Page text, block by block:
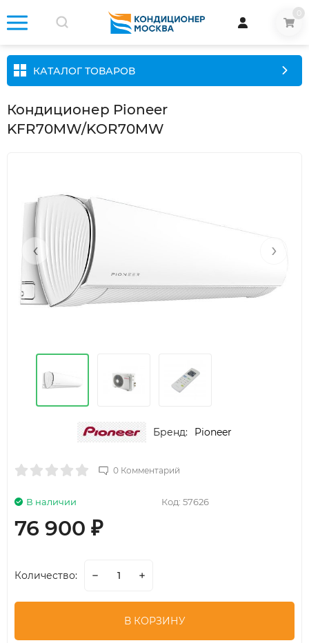
КАТАЛОГ ТОВАРОВ
Кондиционер Pioneer
KFR70MW/KOR70MW
‹ ›
Бренд: Pioneer
0 Комментарий
Код: 57626
В наличии
76 900 ₽
Количество:
В КОРЗИНУ